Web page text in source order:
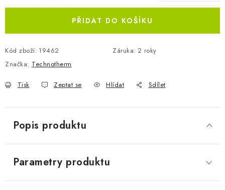
PŘIDAT DO KOŠÍKU
Kód zboží: 19462 Záruka: 2 roky
Značka: Technotherm
Tisk Zeptat se Hlídat Sdílet
Popis produktu
Parametry produktu